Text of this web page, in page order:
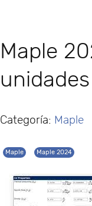
Maple
unidades
Categoría: Maple
Maple Maple 2024